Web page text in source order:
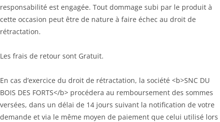
responsabilité est engagée. Tout dommage subi par le produit à
cette occasion peut être de nature à faire échec au droit de
rétractation.
Les frais de retour sont Gratuit.
En cas d’exercice du droit de rétractation, la société <b>SNC DU
BOIS DES FORTS</b> procédera au remboursement des sommes
versées, dans un délai de 14 jours suivant la notification de votre
demande et via le même moyen de paiement que celui utilisé lors